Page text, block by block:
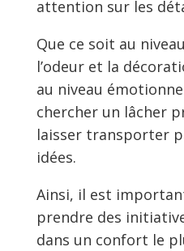
attention sur les
Que ce soit au
l’odeur et la
au niveau
chercher un lâcher
laisser transporter
idées.
Ainsi, il est
prendre des
dans un confort le